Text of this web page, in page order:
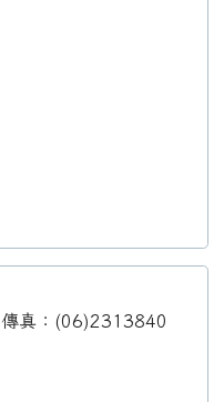
傳真：(06)2313840